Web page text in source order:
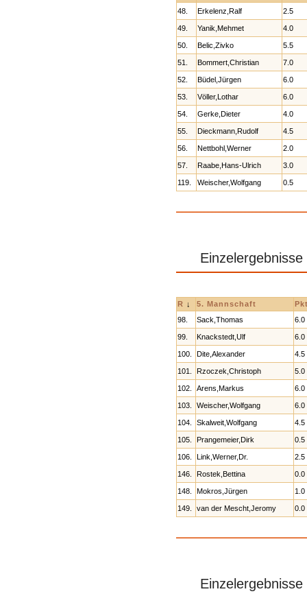
48.
Erkelenz,Ralf 2.5
49. Yanik,Mehmet 4.0
50. Belic,Zivko 5.5
51. Bommert,Christian 7.0
52. Büdel,Jürgen 6.0
53. Völler,Lothar 6.0
54. Gerke,Dieter 4.0
55. Dieckmann,Rudolf 4.5
56. Nettbohl,Werner 2.0
57. Raabe,Hans-Ulrich 3.0
119. Weischer,Wolfgang 0.5
R ↓ 5. Mannschaft
98.
Sack,Thomas 6.0
99. Knackstedt,Ulf 6.0
100. Dite,Alexander 4.5
101. Rzoczek,Christoph 5.0
102. Arens,Markus 6.0
103. Weischer,Wolfgang 6.0
104. Skalweit,Wolfgang 4.5
105. Prangemeier,Dirk 0.5
106. Link,Werner,Dr. 2.5
146. Rostek,Bettina 0.0
148. Mokros,Jürgen 1.0
149. van der Mescht,Jeromy 0.0